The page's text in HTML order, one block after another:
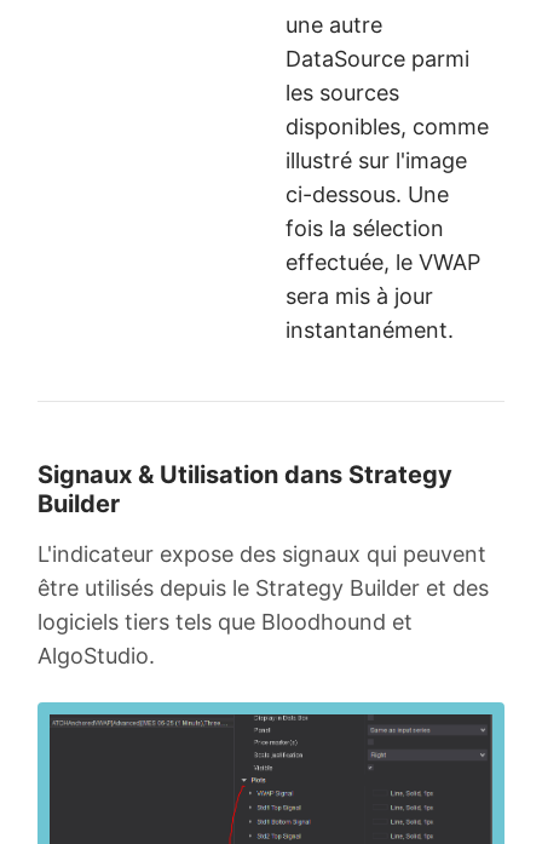
une autre
DataSource parmi
les sources
disponibles, comme
illustré sur l'image
ci-dessous. Une
fois la sélection
effectuée, le VWAP
sera mis à jour
instantanément.
Signaux & Utilisation dans Strategy
Builder
L'indicateur expose des signaux qui peuvent
être utilisés depuis le Strategy Builder et des
logiciels tiers tels que Bloodhound et
AlgoStudio.